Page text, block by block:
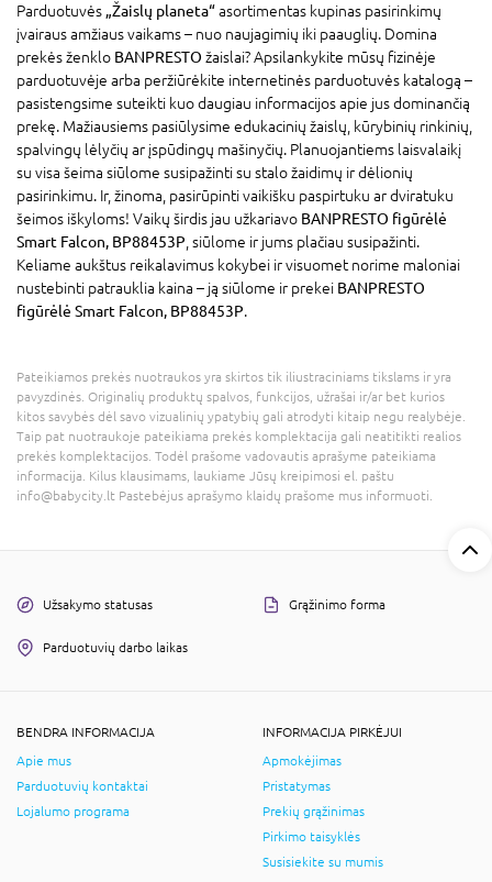
Parduotuvės „Žaislų planeta“asortimentas kupinas pasirinkimų
įvairaus amžiaus vaikams – nuo naujagimių iki paauglių. Domina
prekės ženklo BANPRESTO žaislai? Apsilankykite mūsų fizinėje
parduotuvėje arba peržiūrėkite internetinės parduotuvės katalogą –
pasistengsime suteikti kuo daugiau informacijos apie jus dominančią
prekę. Mažiausiems pasiūlysime edukacinių žaislų, kūrybinių rinkinių,
spalvingų lėlyčių ar įspūdingų mašinyčių. Planuojantiems laisvalaikį
su visa šeima siūlome susipažinti su stalo žaidimų ir dėlionių
pasirinkimu. Ir, žinoma, pasirūpinti vaikišku paspirtuku ar dviratuku
šeimos iškyloms! Vaikų širdis jau užkariavo BANPRESTO figūrėlė
Smart Falcon, BP88453P , siūlome ir jums plačiau susipažinti.
Keliame aukštus reikalavimus kokybei ir visuomet norime maloniai
nustebinti patrauklia kaina – ją siūlome ir prekei BANPRESTO
figūrėlė Smart Falcon, BP88453P.
Pateikiamos prekės nuotraukos yra skirtos tik iliustraciniams tikslams ir yra
pavyzdinės. Originalių produktų spalvos, funkcijos, užrašai ir/ar bet kurios
kitos savybės dėl savo vizualinių ypatybių gali atrodyti kitaip negu realybėje.
Taip pat nuotraukoje pateikiama prekės komplektacija gali neatitikti realios
prekės komplektacijos. Todėl prašome vadovautis aprašyme pateikiama
informacija. Kilus klausimams, laukiame Jūsų kreipimosi el. paštu
info@babycity.lt Pastebėjus aprašymo klaidų prašome mus informuoti.
Užsakymo statusas Grąžinimo forma
Parduotuvių darbo laikas
BENDRA INFORMACIJA
Apie mus
Parduotuvių kontaktai
Lojalumo programa
INFORMACIJA PIRKĖJUI
Apmokėjimas
Pristatymas
Prekių grąžinimas
Pirkimo taisyklės
Susisiekite su mumis